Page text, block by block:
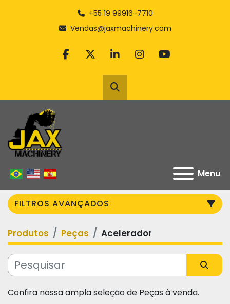
+55 19 99916-7710
Vendas@jaxmachinery.com
facebook
twitterlinkedininstagram
youtube
Pesquisar
Menu
FILTROS AVANÇADOS
Categoria
Fabricante
Produtos Peças Acelerador
Confira nossa ampla seleção de Peças à venda.